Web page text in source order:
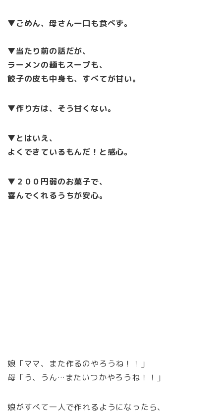
▼ごめん、母さん一口も食べず。
▼当たり前の話だが、
ラーメンの麺もスープも、
餃子の皮も中身も、すべてが甘い。
▼作り方は、そう甘くない。
▼とはいえ、
よくできているもんだ！と感心。
▼２００円弱のお菓子で、
喜んでくれるうちが安心。
娘「ママ、また作るのやろうね！！」
母「う、うん…またいつかやろうね！！」
娘がすべて一人で作れるようになったら、